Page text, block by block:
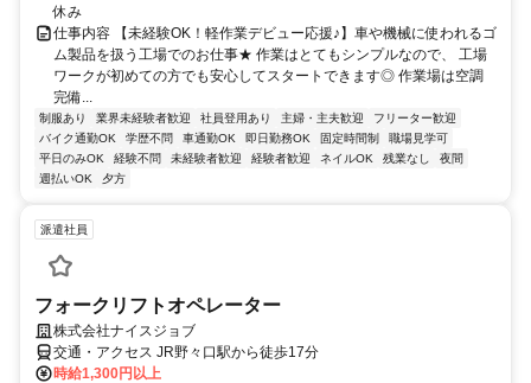
休み
仕事内容 【未経験OK！軽作業デビュー応援♪】車や機械に使われるゴ
ム製品を扱う工場でのお仕事★ 作業はとてもシンプルなので、 工場
ワークが初めての方でも安心してスタートできます◎ 作業場は空調
完備...
制服あり 業界未経験者歓迎 社員登用あり 主婦・主夫歓迎
フリーター歓迎
バイク通勤OK
学歴不問 車通勤OK 即日勤務OK 固定時間制
職場見学可
平日のみOK
経験不問 未経験者歓迎 経験者歓迎 ネイルOK 残業なし
夜間
週払いOK
夕方
派遣社員
フォークリフトオペレーター
株式会社ナイスジョブ
交通・アクセス JR野々口駅から徒歩17分
時給1,300円以上